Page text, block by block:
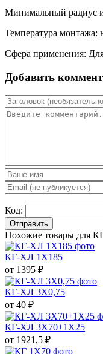
Минимальный радиус
Температура монтажа:
Сфера применения:
Добавить
Код:
Отправить
Похожие товары для
КГ-ХЛ 1X185
от 1395 ₽
КГ-ХЛ 3X0,75
от 40 ₽
КГ-ХЛ 3X70+1X25
от 1921,5 ₽